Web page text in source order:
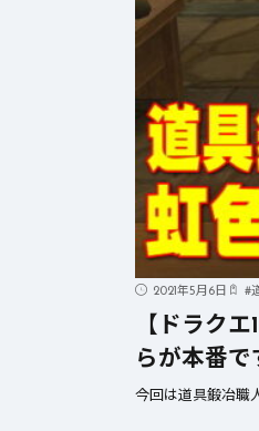
2021年5月6日 #
【ドラク
らが本番で
今回は道具鍛冶職